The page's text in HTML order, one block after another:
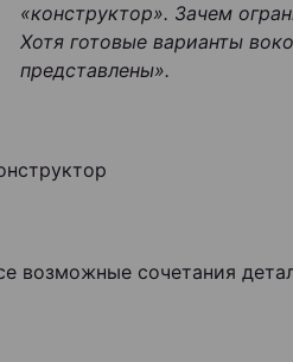
«конструктор». Зачем
Хотя готовые варианты
представлены».
возможные сочетания